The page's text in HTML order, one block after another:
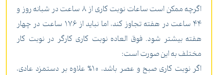
اگرچه ممکن است ساعات نوبت کاری از 8 ساعت در شبانه روز و
44 ساعت در هفته تجاوز کند، اما نباید از 176 ساعت در چهار
هفته بیشتر شود. فوق العاده نوبت کاری کارگر در نوبت کار
مختلف به این صورت است:
اگر نوبت کاری صبح و عصر باشد، 10% علاوه بر دستمزد عادی،